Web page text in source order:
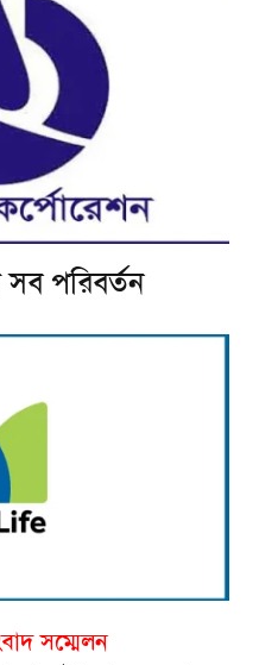
পরিবর্তন
সম্মেলন